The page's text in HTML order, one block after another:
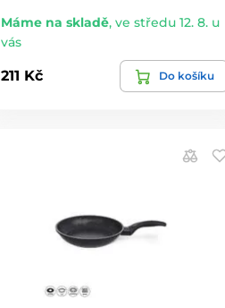
Máme na skladě, ve středu 12. 8. u
vás
211 Kč Do košíku